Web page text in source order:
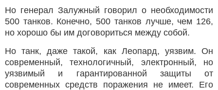
Но генерал Залужный говорил о необходимости
500 танков. Конечно, 500 танков лучше, чем 126,
но хорошо бы им договориться между собой.
Но танк, даже такой, как Леопард, уязвим. Он
современный, технологичный, электронный, но
уязвимый и гарантированной защиты от
современных средств поражения не имеет. Его